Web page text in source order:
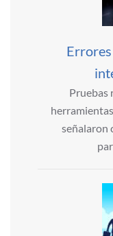
Pruebas
señalaron